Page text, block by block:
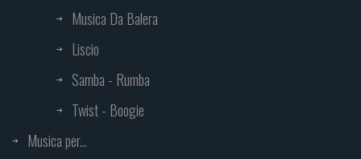
Musica Da Balera
Liscio
Samba - Rumba
Twist - Boogie
Musica per...